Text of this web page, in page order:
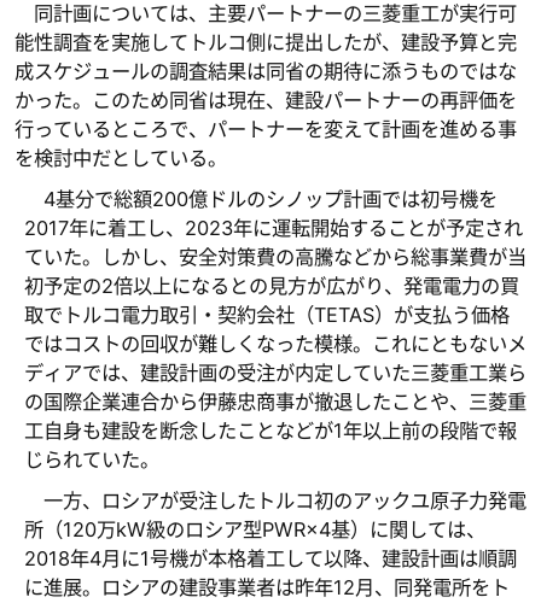
同計画については、主要パートナーの三菱重工が実行可
能性調査を実施してトルコ側に提出したが、建設予算と完
成スケジュールの調査結果は同省の期待に添うものではな
かった。このため同省は現在、建設パートナーの再評価を
行っているところで、パートナーを変えて計画を進める事
を検討中だとしている。
4基分で総額200億ドルのシノップ計画では初号機を
2017年に着工し、2023年に運転開始することが予定され
ていた。しかし、安全対策費の高騰などから総事業費が当
初予定の2倍以上になるとの見方が広がり、発電電力の買
取でトルコ電力取引・契約会社（TETAS）が支払う価格
ではコストの回収が難しくなった模様。これにともないメ
ディアでは、建設計画の受注が内定していた三菱重工業ら
の国際企業連合から伊藤忠商事が撤退したことや、三菱重
工自身も建設を断念したことなどが1年以上前の段階で報
じられていた。
一方、ロシアが受注したトルコ初のアックユ原子力発電
所（120万kW級のロシア型PWR×4基）に関しては、
2018年4月に1号機が本格着工して以降、建設計画は順調
に進展。ロシアの建設事業者は昨年12月、同発電所をト